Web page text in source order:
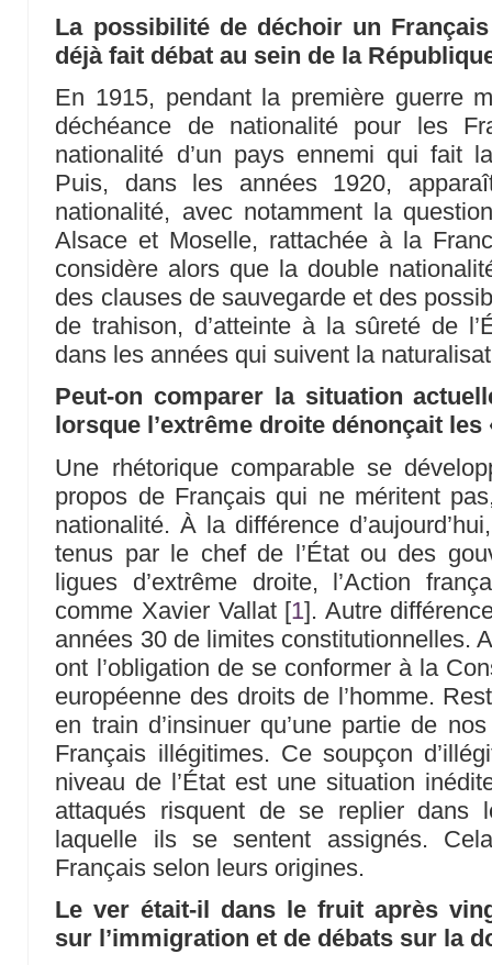
La possibilité de déchoir un
déjà fait débat au sein de la
En 1915, pendant la première guerre
déchéance de nationalité pour les
nationalité d’un pays ennemi qui fait
Puis, dans les années 1920,
nationalité, avec notamment la
Alsace et Moselle, rattachée à la
considère alors que la double
des clauses de sauvegarde et des
de trahison, d’atteinte à la sûreté de
dans les années qui suivent la
Peut-on comparer la situation
lorsque l’extrême droite dénonçait
Une rhétorique comparable se
propos de Français qui ne méritent
nationalité. À la différence
tenus par le chef de l’État ou des
ligues d’extrême droite, l’Action
comme Xavier Vallat[1]. Autre
années 30 de limites constitutionnelles.
ont l’obligation de se conformer à la
européenne des droits de l’homme.
en train d’insinuer qu’une partie de
Français illégitimes. Ce soupçon
niveau de l’État est une situation
attaqués risquent de se replier dans
laquelle ils se sentent assignés.
Français selon leurs origines.
Le ver était-il dans le fruit après
sur l’immigration et de débats sur la